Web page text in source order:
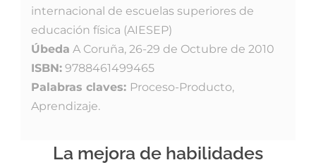
internacional de escuelas superiores de
educación física (AIESEP)
Úbeda A Coruña, 26-29 de Octubre de 2010
ISBN: 9788461499465
Palabras claves: Proceso-Producto,
Aprendizaje.
La mejora de habilidades